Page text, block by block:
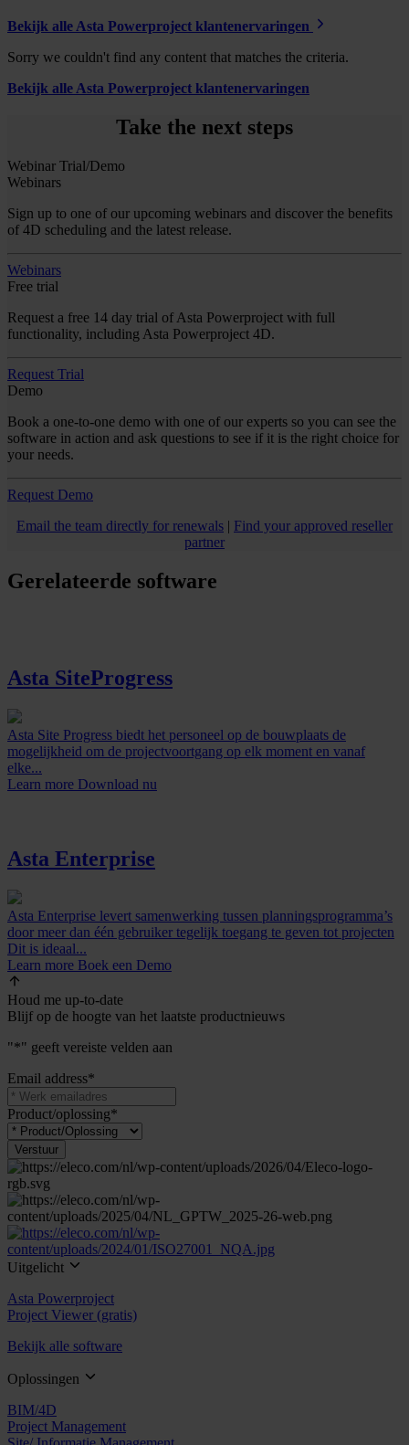
Bekijk alle Asta Powerproject klantenervaringen
Sorry we couldn't find any content that matches the criteria.
Bekijk alle Asta Powerproject klantenervaringen
Take the next steps
Webinar Trial/Demo
Webinars
Sign up to one of our upcoming webinars and discover the benefits
of 4D scheduling and the latest release.
Webinars
Free trial
Request a free 14 day trial of Asta Powerproject with full
functionality, including Asta Powerproject 4D.
Request Trial
Demo
Book a one-to-one demo with one of our experts so you can see the
software in action and ask questions to see if it is the right choice for
your needs.
Request Demo
Email the team directly for renewals | Find your approved reseller
partner
Gerelateerde software
Asta SiteProgress
Asta Site Progress biedt het personeel op de bouwplaats de
mogelijkheid om de projectvoortgang op elk moment en vanaf
elke...
Learn more Download nu
Asta Enterprise
Asta Enterprise levert samenwerking tussen planningsprogramma’s
door meer dan één gebruiker tegelijk toegang te geven tot projecten
Dit is ideaal...
Learn more Boek een Demo
Houd me up-to-date
Blijf op de hoogte van het laatste productnieuws
"*" geeft vereiste velden aan
Email address*
Product/oplossing*
Uitgelicht
Asta Powerproject
Project Viewer (gratis)
Bekijk alle software
Oplossingen
BIM/4D
Project Management